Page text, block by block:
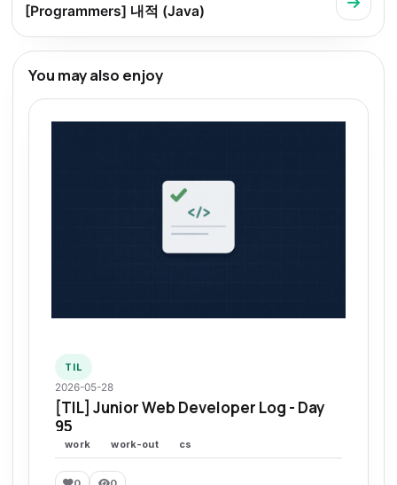
[Programmers] 내적 (Java)
You may also enjoy
TIL
2026-05-28
[TIL] Junior Web Developer Log - Day
95
work work-out cs